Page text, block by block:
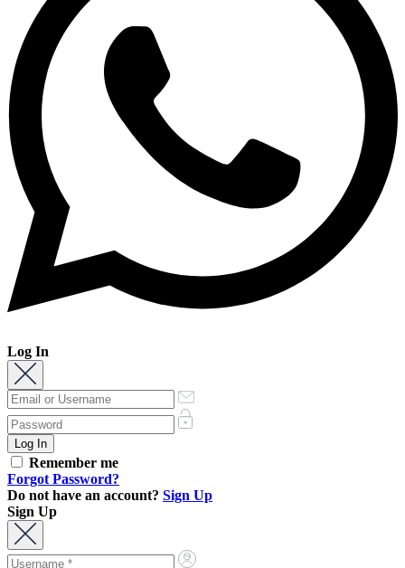
Log In
Remember me
Forgot Password?
Do not have an account? Sign Up
Sign Up